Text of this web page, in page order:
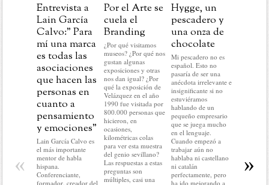
Entrevista a
Lain García
Calvo:” Para
mí una marca
es todas las
asociaciones
que hacen las
personas en
cuanto a
pensamiento
y emociones”
Lain García Calvo es
el más importante
mentor de habla
hispana.
Conferenciante,
formador, creador del
Por el Arte se
cuela el
Branding
¿Por qué visitamos
museos? ¿Por qué nos
gustan algunas
exposiciones y otras
nos dan igual? ¿Por
qué la exposición de
Velázquez en el año
1990 fue visitada por
800.000 personas que
hicieron, en
ocasiones,
kilométricas colas
para ver esta muestra
del genio sevillano?
Las respuestas a estas
preguntas son
múltiples, casi una
Hygge, un
pescadero y
una onza de
chocolate
Mi pescadero no es
español. Esto no
pasaría de ser una
anécdota irrelevante e
insignificante si no
estuviéramos
hablando de un
pequeño empresario
que se juega mucho
en el lenguaje.
Cuando empezó a
trabajar aún no
hablaba ni castellano
ni catalán
perfectamente, pero
ha ido mejorando a
llegar.
no voy a
« »